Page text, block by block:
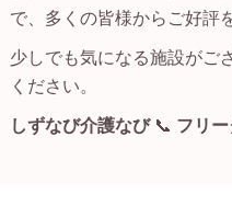
で、多くの皆様からご好評
少しでも気になる施設がご
ください。
しずなび介護なび 📞 フリ